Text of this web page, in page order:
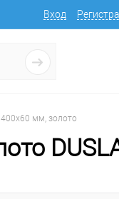
Вход
мм, золото